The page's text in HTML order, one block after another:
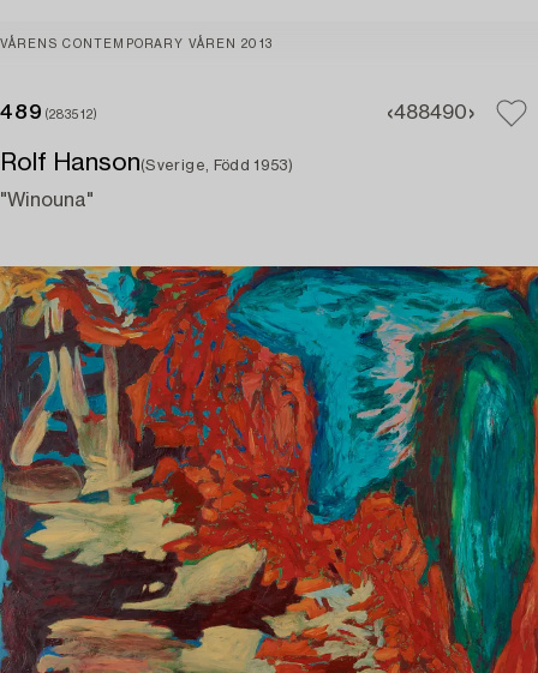
VÅRENS CONTEMPORARY VÅREN 2013
489 (283512) 488490
Rolf Hanson(Sverige, Född 1953)
"Winouna"